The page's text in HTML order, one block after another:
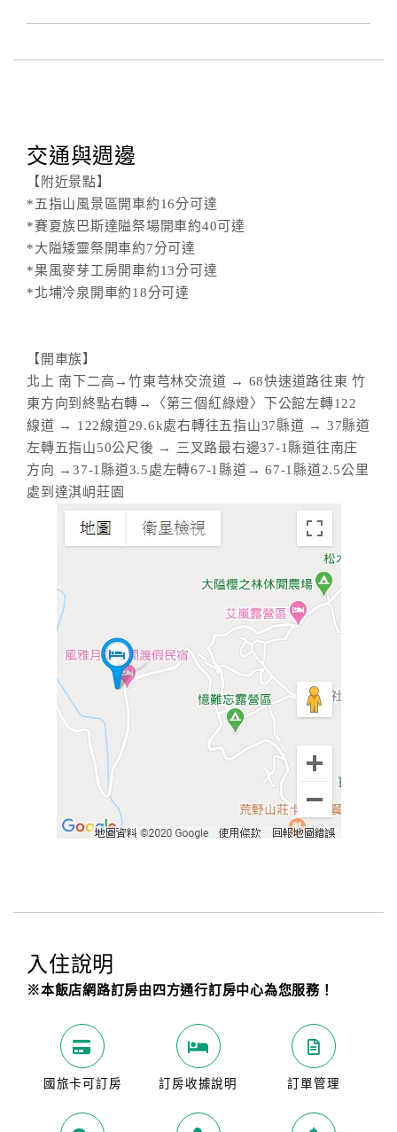
提
飯
店
合
作
廠
商
旅
伴
計
劃
交通與週邊
【附近景點】
*五指山風景區開車約16分可達
*賽夏族巴斯達隘祭場開車約40可達
*大隘矮靈祭開車約7分可達
*果風麥芽工房開車約13分可達
*北埔冷泉開車約18分可達
【開車族】
北上 南下二高→竹東芎林交流道 → 68快速道路往東 竹
東方向到終點右轉→〈第三個紅綠燈〉下公館左轉122
線道 → 122線道29.6k處右轉往五指山37縣道 → 37縣道
左轉五指山50公尺後 → 三叉路最右邊37-1縣道往南庄
方向 →37-1縣道3.5處左轉67-1縣道→ 67-1縣道2.5公里
處到達淇岄莊園
入住說明
※本飯店網路訂房由四方通行訂房中心為您服務！
國旅卡可訂房 訂房收據說明 訂單管理